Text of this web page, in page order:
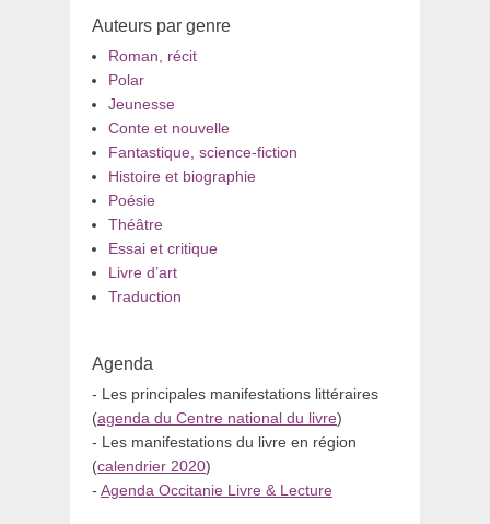
Auteurs par genre
Roman, récit
Polar
Jeunesse
Conte et nouvelle
Fantastique, science-fiction
Histoire et biographie
Poésie
Théâtre
Essai et critique
Livre d’art
Traduction
Agenda
- Les principales manifestations littéraires
(agenda du Centre national du livre)
- Les manifestations du livre en région
(calendrier 2020)
- Agenda Occitanie Livre & Lecture